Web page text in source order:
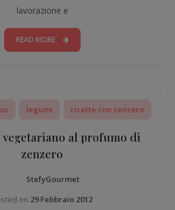
lavorazione e
READ MORE
legumi ricette con zenzero
vegetariano al profumo di
zenzero
StefyGourmet
on 29 Febbraio 2012